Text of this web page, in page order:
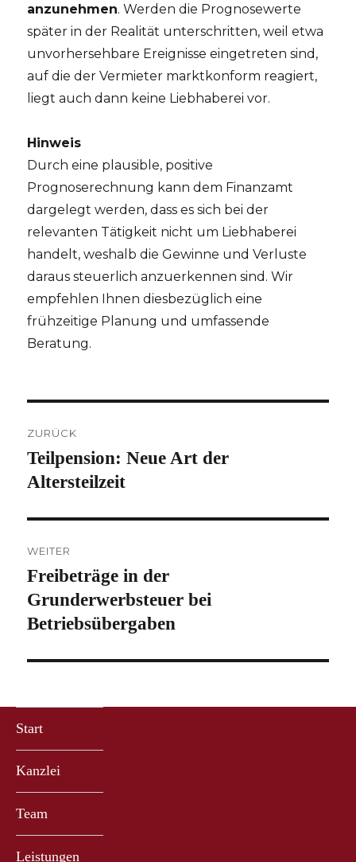
anzunehmen. Werden die Prognosewerte
später in der Realität unterschritten, weil etwa
unvorhersehbare Ereignisse eingetreten sind,
auf die der Vermieter marktkonform reagiert,
liegt auch dann keine Liebhaberei vor.
Hinweis
Durch eine plausible, positive
Prognoserechnung kann dem Finanzamt
dargelegt werden, dass es sich bei der
relevanten Tätigkeit nicht um Liebhaberei
handelt, weshalb die Gewinne und Verluste
daraus steuerlich anzuerkennen sind. Wir
empfehlen Ihnen diesbezüglich eine
frühzeitige Planung und umfassende
Beratung.
ZURÜCK
Vorheriger
Beitrag:
Teilpension: Neue Art der
Altersteilzeit
WEITER
Nächster
Beitrag:
Freibeträge in der
Grunderwerbsteuer bei
Betriebsübergaben
Start
Kanzlei
Team
Leistungen